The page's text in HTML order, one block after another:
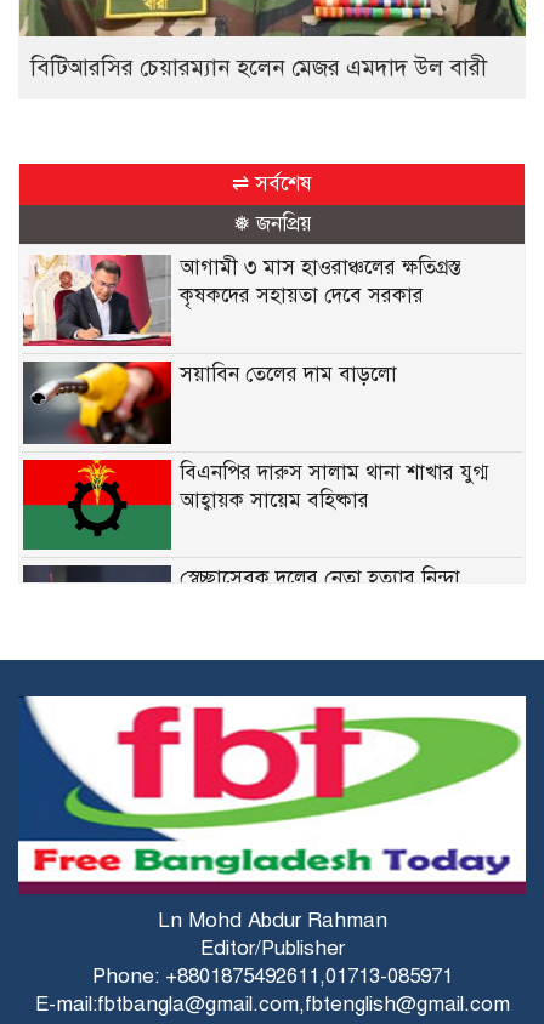
বিটিআরসির চেয়ারম্যান হলেন মেজর এমদাদ উল বারী
⇌ সর্বশেষ
❅ জনপ্রিয়
আগামী ৩ মাস হাওরাঞ্চলের ক্ষতিগ্রস্ত
কৃষকদের সহায়তা দেবে সরকার
সয়াবিন তেলের দাম বাড়লো
বিএনপির দারুস সালাম থানা শাখার যুগ্ম
আহ্বায়ক সায়েম বহিষ্কার
স্বেচ্ছাসেবক দলের নেতা হত্যার নিন্দা
নির্দিষ্ট ফেডারেল চাকরিতে ডিগ্রির
বাধ্যবাধকতা তুলে দিতে চান কমলা
কারিগরি শিক্ষার্থীদের উপবৃত্তির জন্য ব্লকড
অ্যাকাউন্ট সংশোধনের নির্দেশনা
মির্জা ফখরুলের সঙ্গে অস্ট্রেলিয়ার ভারপ্রাপ্ত
হাইকমিশনারের বৈঠক
Ln Mohd Abdur Rahman
Editor/Publisher
Phone: +8801875492611,01713-085971
E-mail:fbtbangla@gmail.com,fbtenglish@gmail.com